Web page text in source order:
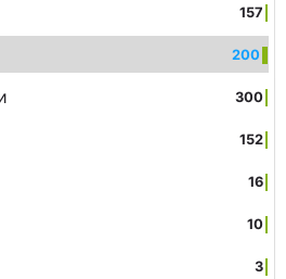
157
200
300
152
16
10
3